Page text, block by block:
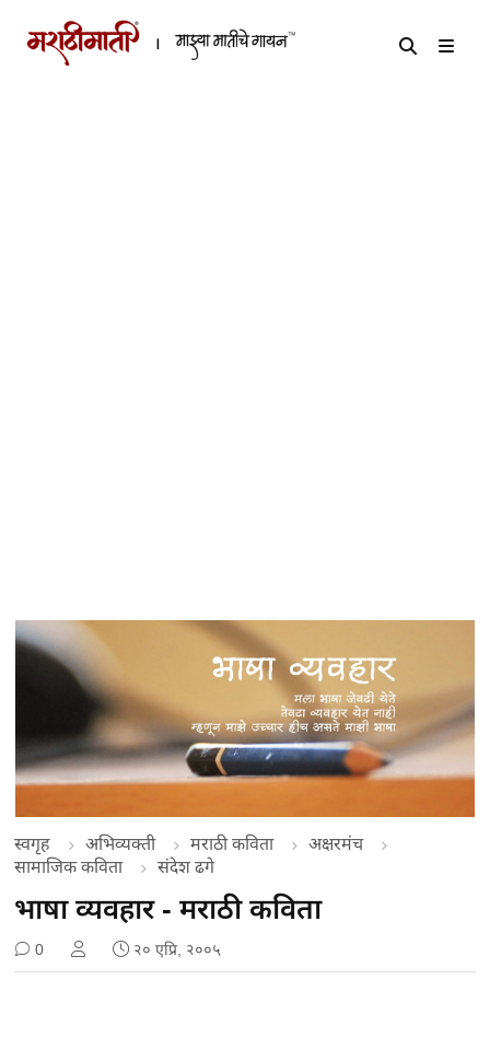
स्वगृह अभिव्यक्ती मराठी कविता
अक्षरमंच
सामाजिक कविता
संदेश ढगे
भाषा व्यवहार - मराठी कविता
0 २० एप्रि, २००५